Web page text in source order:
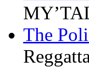
The